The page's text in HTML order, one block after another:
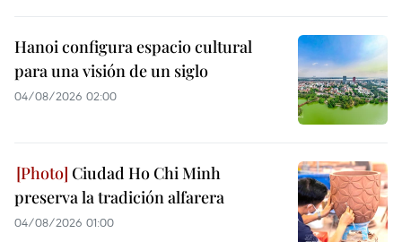
Hanoi configura espacio cultural
para una visión de un siglo
04/08/2026 02:00
Ciudad Ho Chi Minh
preserva la tradición alfarera
04/08/2026 01:00